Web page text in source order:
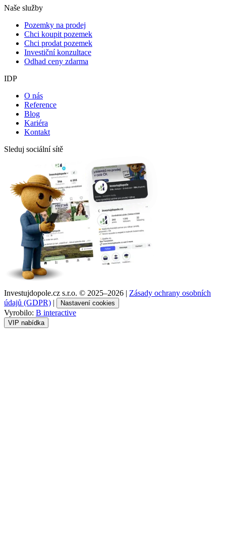
Naše služby
Pozemky na prodej
Chci koupit pozemek
Chci prodat pozemek
Investiční konzultace
Odhad ceny zdarma
IDP
O nás
Reference
Blog
Kariéra
Kontakt
Sleduj sociální sítě
Investujdopole.cz s.r.o. © 2025–2026 | Zásady ochrany osobních
údajů (GDPR) | Nastavení cookies
Vyrobilo: B interactive
VIP nabídka